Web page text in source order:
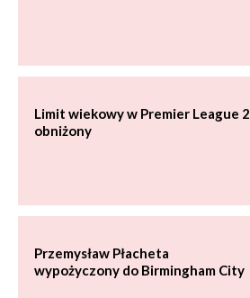
Limit wiekowy w Premier League 2
obniżony
Przemysław Płacheta
wypożyczony do Birmingham City